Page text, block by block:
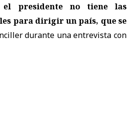
presidente no tiene las
para dirigir un país, que se
durante una entrevista con